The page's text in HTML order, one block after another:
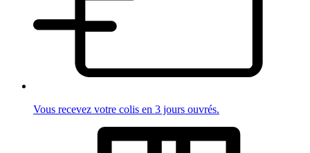
Vous recevez votre colis en 3 jours ouvrés.